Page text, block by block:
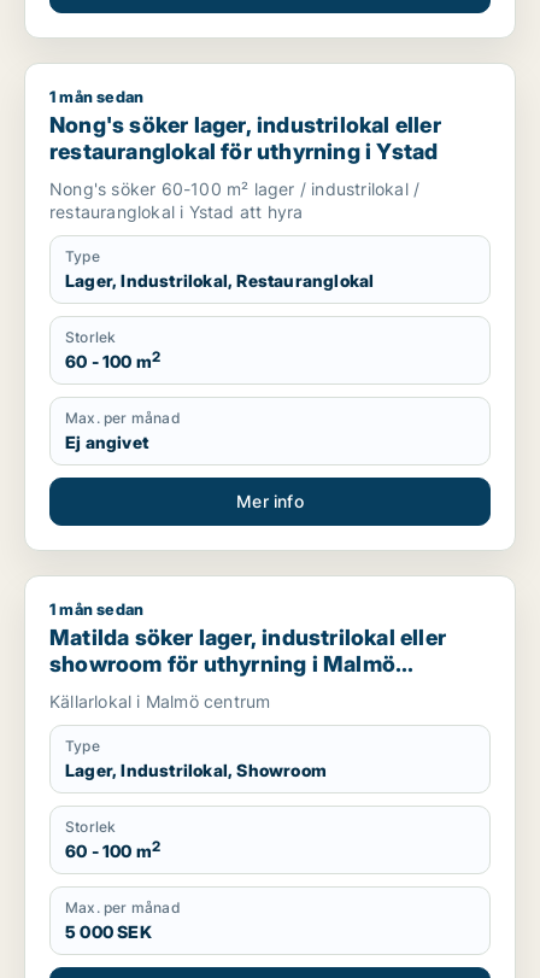
Nong's söker lager, industrilokal eller restauranglokal för
1 mån sedan
Nong's söker lager, industrilokal eller
restauranglokal för uthyrning i Ystad
Nong's söker 60-100 m² lager / industrilokal /
restauranglokal i Ystad att hyra
Type
Lager, Industrilokal, Restauranglokal
Storlek
60 - 100 m2
Max. per månad
Ej angivet
Mer info
Matilda söker lager, industrilokal eller showroom för
1 mån sedan
Matilda söker lager, industrilokal eller
showroom för uthyrning i Malmö
Centrum
Källarlokal i Malmö centrum
Type
Lager, Industrilokal, Showroom
Storlek
60 - 100 m2
Max. per månad
5 000 SEK